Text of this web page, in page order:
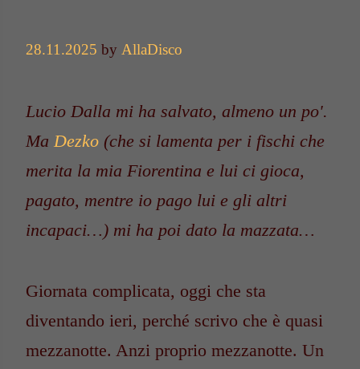
28.11.2025 by AllaDisco
Lucio Dalla mi ha salvato, almeno un po'.
Ma Dezko (che si lamenta per i fischi che
merita la mia Fiorentina e lui ci gioca,
pagato, mentre io pago lui e gli altri
incapaci…) mi ha poi dato la mazzata…
Giornata complicata, oggi che sta
diventando ieri, perché scrivo che è quasi
mezzanotte. Anzi proprio mezzanotte. Un